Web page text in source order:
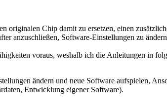
originalen Chip damit zu ersetzen, einen
anzuschließen, Software-Einstellungen zu
voraus, weshalb ich die Anleitungen in
ändern und neue Software aufspielen,
Entwicklung eigener Software).